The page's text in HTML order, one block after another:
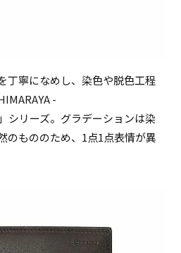
丁寧になめし、染色や脱色工程
-
シリーズ。グラデーションは染
のもののため、1点1点表情が異